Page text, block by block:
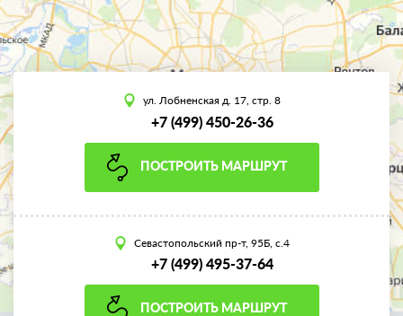
ул. Лобненская д. 17, стр. 8
+7 (499) 450-26-36
ПОСТРОИТЬ МАРШРУТ
Севастопольский пр-т, 95Б, с.4
+7 (499) 495-37-64
ПОСТРОИТЬ МАРШРУТ